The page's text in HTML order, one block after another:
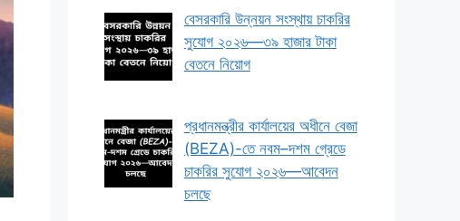
বেসরকারি উন্নয়ন সংস্থায় চাকরির
সুযোগ ২০২৬—৩৯ হাজার টাকা
বেতনে নিয়োগ
প্রধানমন্ত্রীর কার্যালয়ের অধীনে বেজা
(BEZA)-তে নবম–দশম গ্রেডে
চাকরির সুযোগ ২০২৬—আবেদন
চলছে